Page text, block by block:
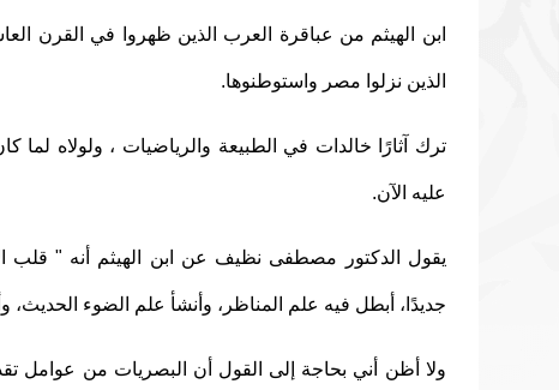
ابن الهيثم من عباقرة العرب الذين ظهروا في القرن
الذين نزلوا مصر واستوطنوها.
ترك آثارًا خالدات في الطبيعة والرياضيات ، ولولاه لما
عليه الآن.
يقول الدكتور مصطفى نظيف عن ابن الهيثم أنه " قلب
جديدًا، أبطل فيه علم المناظر، وأنشأ علم الضوء الحديث،
ولا أظن أني بحاجة إلى القول أن البصريات من عوامل